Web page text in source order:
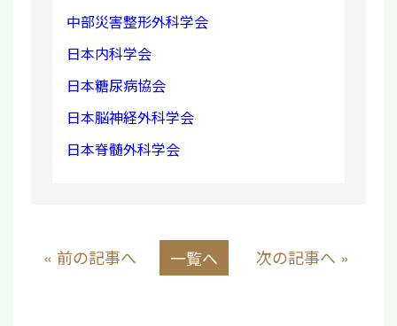
中部災害整形外科学会
日本内科学会
日本糖尿病協会
日本脳神経外科学会
日本脊髄外科学会
« 前の記事へ 一覧へ 次の記事へ »